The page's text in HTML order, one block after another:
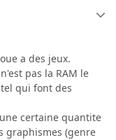
a des jeux.
pas la RAM le
qui font des
certaine quantite
graphismes (genre